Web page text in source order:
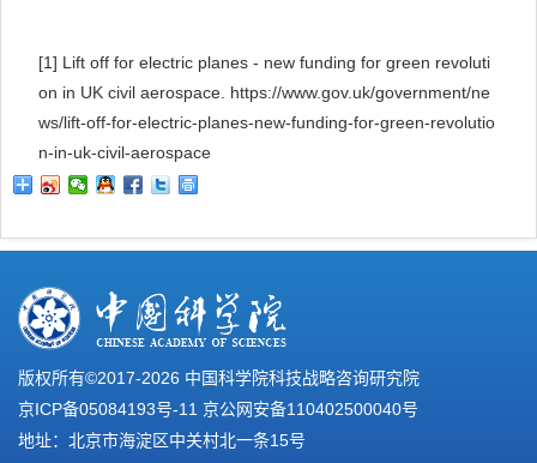
[1] Lift off for electric planes - new funding for green revoluti
on in UK civil aerospace. https://www.gov.uk/government/ne
ws/lift-off-for-electric-planes-new-funding-for-green-revolutio
n-in-uk-civil-aerospace
版权所有©2017-2026 中国科学院科技战略咨询研究院
京ICP备05084193号-11 京公网安备110402500040号
地址：北京市海淀区中关村北一条15号